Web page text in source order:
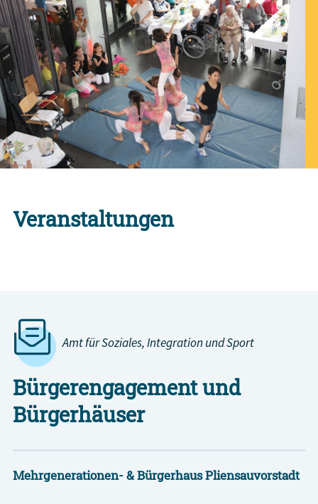
Veranstaltungen
Amt für Soziales, Integration und Sport
Bürgerengagement und
Bürgerhäuser
Mehrgenerationen- & Bürgerhaus Pliensauvorstadt